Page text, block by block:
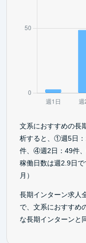
文系におすすめの長
析すると、①週5日
件、④週2日：49件
稼働日数は週2.9日
月）
長期インターン求人
で、文系におすすめ
な長期インターンと